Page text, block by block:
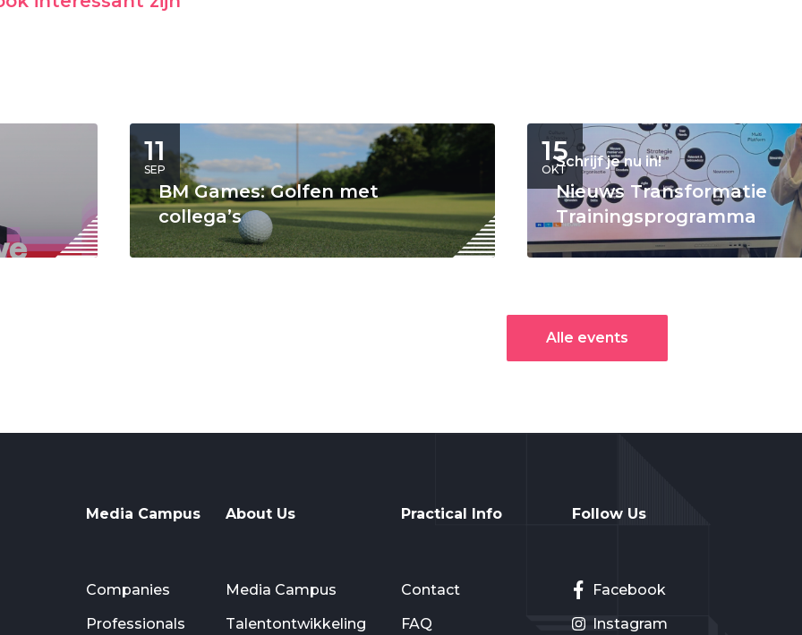
11
SEP
BM Games: Golfen met
collega’s
15
OKTSchrijf je nu in!
Nieuws Transformatie
Trainingsprogramma
Alle events
Media Campus
Companies
Professionals
About Us
Media Campus
Talentontwikkeling
Practical Info
Contact
FAQ
Follow Us
Facebook
Instagram